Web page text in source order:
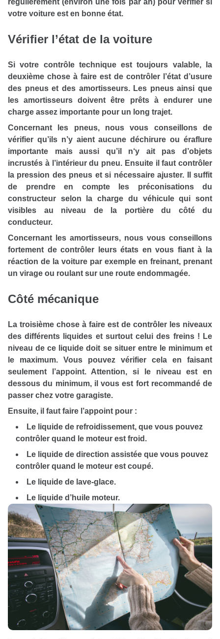
régulièrement (environ une fois par an) pour vérifier si
votre voiture est en bonne état.
Vérifier l’état de la voiture
Si votre contrôle technique est toujours valable, la
deuxième chose à faire est de contrôler l’état d’usure
des pneus et des amortisseurs. Les pneus ainsi que
les amortisseurs doivent être prêts à endurer une
charge assez importante pour un long trajet.
Concernant les pneus, nous vous conseillons de
vérifier qu’ils n’y aient aucune déchirure ou éraflure
importante mais aussi qu’il n‘y ait pas d’objets
incrustés à l’intérieur du pneu. Ensuite il faut contrôler
la pression des pneus et si nécessaire ajuster. Il suffit
de prendre en compte les préconisations du
constructeur selon la charge du véhicule qui sont
visibles au niveau de la portière du côté du
conducteur.
Concernant les amortisseurs, nous vous conseillons
fortement de contrôler leurs états en vous fiant à la
réaction de la voiture par exemple en freinant, prenant
un virage ou roulant sur une route endommagée.
Côté mécanique
La troisième chose à faire est de contrôler les niveaux
des différents liquides et surtout celui des freins ! Le
niveau de ce liquide doit se situer entre le minimum et
le maximum. Vous pouvez vérifier cela en faisant
seulement l’appoint. Attention, si le niveau est en
dessous du minimum, il vous est fort recommandé de
passer chez votre garagiste.
Ensuite, il faut faire l’appoint pour :
Le liquide de refroidissement, que vous pouvez
contrôler quand le moteur est froid.
Le liquide de direction assistée que vous pouvez
contrôler quand le moteur est coupé.
Le liquide de lave-glace.
Le liquide d’huile moteur.